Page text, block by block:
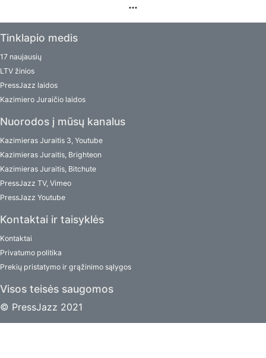
Tinklapio medis
17 naujausių
LTV žinios
PressJazz laidos
Kazimiero Juraičio laidos
Nuorodos į mūsų kanalus
Kazimieras Juraitis 3, Youtube
Kazimieras Juraitis, Brighteon
Kazimieras Juraitis, Bitchute
PressJazz TV, Vimeo
PressJazz Youtube
Kontaktai ir taisyklės
Kontaktai
Privatumo politika
Prekių pristatymo ir grąžinimo sąlygos
Visos teisės saugomos
© PressJazz 2021